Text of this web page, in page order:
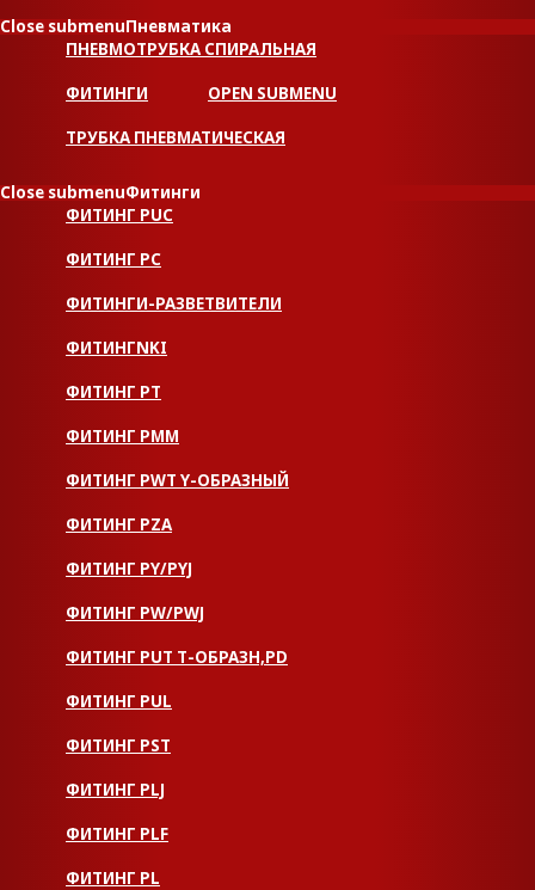
Close submenuПневматика
ПНЕВМОТРУБКА СПИРАЛЬНАЯ
ФИТИНГИ OPEN SUBMENU
ТРУБКА ПНЕВМАТИЧЕСКАЯ
Close submenuФитинги
ФИТИНГ PUC
ФИТИНГ PC
ФИТИНГИ-РАЗВЕТВИТЕЛИ
ФИТИНГNKI
ФИТИНГ РТ
ФИТИНГ РММ
ФИТИНГ РWT Y-ОБРАЗНЫЙ
ФИТИНГ PZA
ФИТИНГ PY/PYJ
ФИТИНГ PW/PWJ
ФИТИНГ PUT Т-ОБРАЗН,PD
ФИТИНГ PUL
ФИТИНГ PST
ФИТИНГ PLJ
ФИТИНГ PLF
ФИТИНГ PL